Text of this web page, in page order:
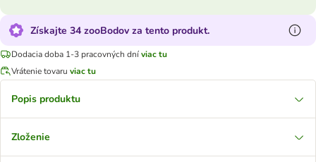
Získajte 34 zooBodov za tento produkt.
Dodacia doba 1-3 pracovných dníviac tu
Vrátenie tovaru viac tu
Popis produktu
Zloženie